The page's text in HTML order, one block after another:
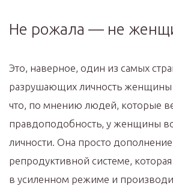
Не рожала — не
Это, наверное, один из самых
разрушающих личность
что, по мнению людей, которые
правдоподобность, у женщины
личности. Она просто
репродуктивной системе, которая
в усиленном режиме и